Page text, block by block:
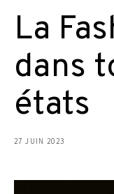
La
dans
états
27 JUIN 2023